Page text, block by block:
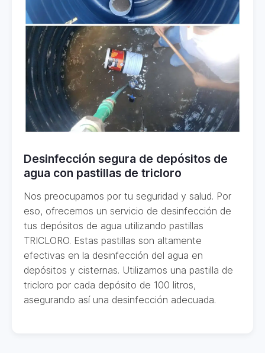
Desinfección segura de depósitos de
agua con pastillas de tricloro
Nos preocupamos por tu seguridad y salud. Por
eso, ofrecemos un servicio de desinfección de
tus depósitos de agua utilizando pastillas
TRICLORO. Estas pastillas son altamente
efectivas en la desinfección del agua en
depósitos y cisternas. Utilizamos una pastilla de
tricloro por cada depósito de 100 litros,
asegurando así una desinfección adecuada.